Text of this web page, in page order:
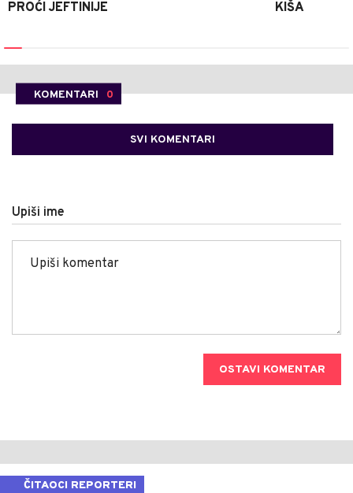
PROĆI JEFTINIJE KIŠA
KOMENTARI 0
SVI KOMENTARI
Upiši ime
OSTAVI KOMENTAR
ČITAOCI REPORTERI